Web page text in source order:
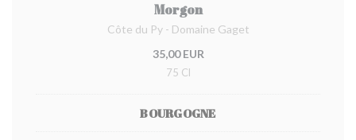
Morgon
Côte du Py - Domaine Gaget
35,00 EUR
75 Cl
BOURGOGNE